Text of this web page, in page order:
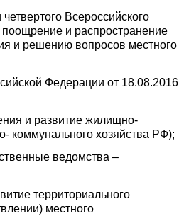
Всероссийского
и распространение
и решению вопросов местного
Федерации от 18.08.2016
и развитие жилищно-
коммунального хозяйства РФ);
ведомства –
территориального
местного